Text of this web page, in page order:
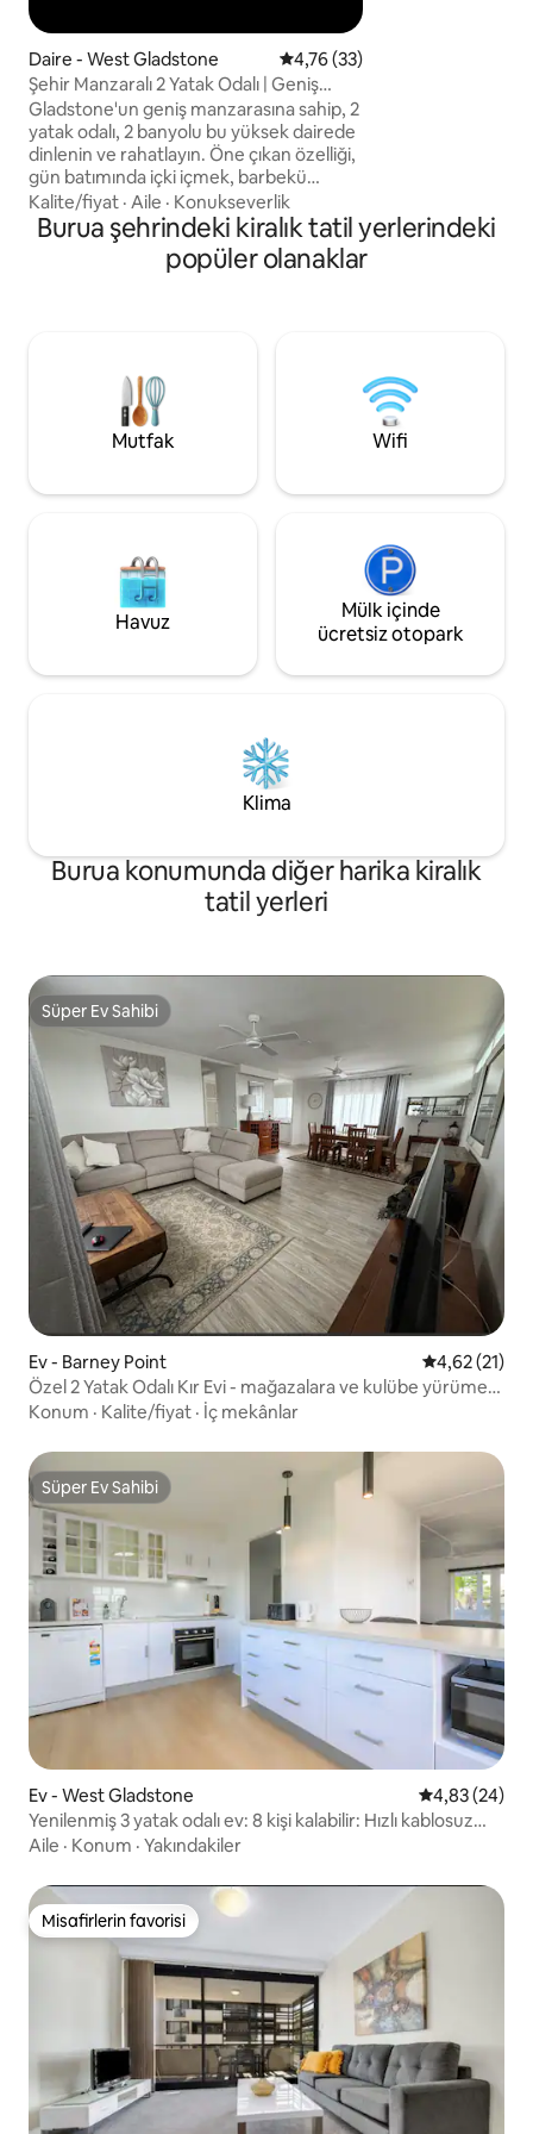
Daire - West Gladstone 5 üzerinden ortalama 4,76
4,76 (33)
Şehir Manzaralı 2 Yatak Odalı | Geniş
Balkon + 2 Güvenli Otopark
Gladstone'un geniş manzarasına sahip, 2
yatak odalı, 2 banyolu bu yüksek dairede
dinlenin ve rahatlayın. Öne çıkan özelliği,
gün batımında içki içmek, barbekü
yapmak veya açık havada yemek yemek
için mükemmel olan büyük özel
balkondur. İçeride, rahat bir konaklama
için açık planlı yaşam alanının, tam
burası, alan, kolaylık ve dinlenebilecekleri
bir yer arayan çiftler, çalışanlar veya
küçük gruplar için idealdir.
Kalite/fiyat · Aile · Konukseverlik
Burua şehrindeki kiralık tatil yerlerindeki
popüler olanaklar
Mutfak Wifi
Havuz
Mülk içinde
ücretsiz otopark
Klima
Burua konumunda diğer harika kiralık
tatil yerleri
Süper Ev Sahibi
Süper Ev Sahibi
Ev - Barney Point 5 üzerinden
4,62 (21)
Özel 2 Yatak Odalı Kır Evi - mağazalara ve kulübe yürüme
mesafesinde
Konum · Kalite/fiyat · İç mekânlar
Süper Ev Sahibi
Süper Ev Sahibi
Ev - West Gladstone 5 üzerinden
4,83 (24)
Yenilenmiş 3 yatak odalı ev: 8 kişi kalabilir: Hızlı kablosuz
internet bağlantısı
Aile · Konum · Yakındakiler
Misafirlerin favorisi
Misafirlerin favorisi